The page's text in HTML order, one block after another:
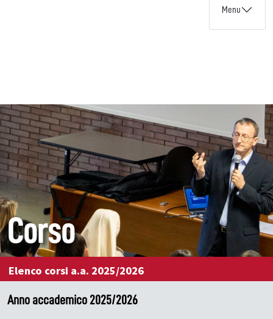
Menu
Corso
Elenco corsi a.a. 2025/2026
Anno accademico 2025/2026